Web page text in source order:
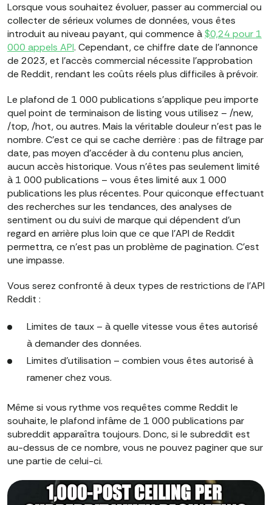
Lorsque vous souhaitez évoluer, passer au commercial ou
collecter de sérieux volumes de données, vous êtes
introduit au niveau payant, qui commence à$0,24 pour 1
000 appels API. Cependant, ce chiffre date de l'annonce
de 2023, et l'accès commercial nécessite l'approbation
de Reddit, rendant les coûts réels plus difficiles à prévoir.
Le plafond de 1 000 publications s'applique peu importe
quel point de terminaison de listing vous utilisez – /new,
/top, /hot, ou autres. Mais la véritable douleur n'est pas le
nombre. C'est ce qui se cache derrière : pas de filtrage par
date, pas moyen d'accéder à du contenu plus ancien,
aucun accès historique. Vous n'êtes pas seulement limité
à 1 000 publications – vous êtes limité aux 1 000
publications les plus récentes. Pour quiconque effectuant
des recherches sur les tendances, des analyses de
sentiment ou du suivi de marque qui dépendent d'un
regard en arrière plus loin que ce que l'API de Reddit
permettra, ce n'est pas un problème de pagination. C'est
une impasse.
Vous serez confronté à deux types de restrictions de l'API
Reddit :
Limites de taux – à quelle vitesse vous êtes autorisé
à demander des données.
Limites d'utilisation – combien vous êtes autorisé à
ramener chez vous.
Même si vous rythme vos requêtes comme Reddit le
souhaite, le plafond infâme de 1 000 publications par
subreddit apparaîtra toujours. Donc, si le subreddit est
au-dessus de ce nombre, vous ne pouvez paginer que sur
une partie de celui-ci.